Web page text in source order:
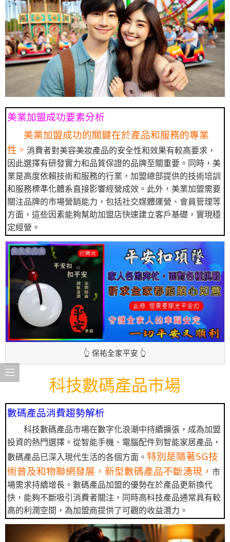
美業加盟成功要素分析
美業加盟成功的關鍵在於產品和服務的專業
性。 消費者對美容美妝產品的安全性和效果有較高要求，
因此選擇有研發實力和品質保證的品牌至關重要。同時，美
業是高度依賴技術和服務的行業，加盟總部提供的技術培訓
和服務標準化體系直接影響經營成效。此外，美業加盟需要
關注品牌的市場營銷能力，包括社交媒體運營、會員管理等
方面，這些因素能夠幫助加盟店快速建立客戶基礎，實現穩
定經營。
👆 保祐全家平安 👆
科技數碼產品市場
數碼產品消費趨勢解析
科技數碼產品市場在數字化浪潮中持續擴張，成為加盟
投資的熱門選擇。從智能手機、電腦配件到智能家居產品，
數碼產品已深入現代生活的各個方面。 特別是隨著5G技
術普及和物聯網發展，新型數碼產品不斷湧現， 市
場需求持續增長。數碼產品加盟的優勢在於產品更新換代
快，能夠不斷吸引消費者關注，同時高科技產品通常具有較
高的利潤空間，為加盟商提供了可觀的收益潛力。